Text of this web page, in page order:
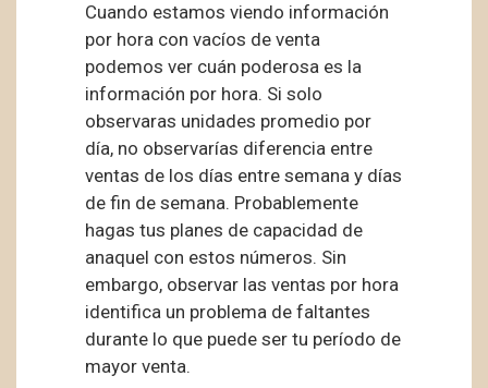
Cuando estamos viendo información
por hora con vacíos de venta
podemos ver cuán poderosa es la
información por hora. Si solo
observaras unidades promedio por
día, no observarías diferencia entre
ventas de los días entre semana y días
de fin de semana. Probablemente
hagas tus planes de capacidad de
anaquel con estos números. Sin
embargo, observar las ventas por hora
identifica un problema de faltantes
durante lo que puede ser tu período de
mayor venta.